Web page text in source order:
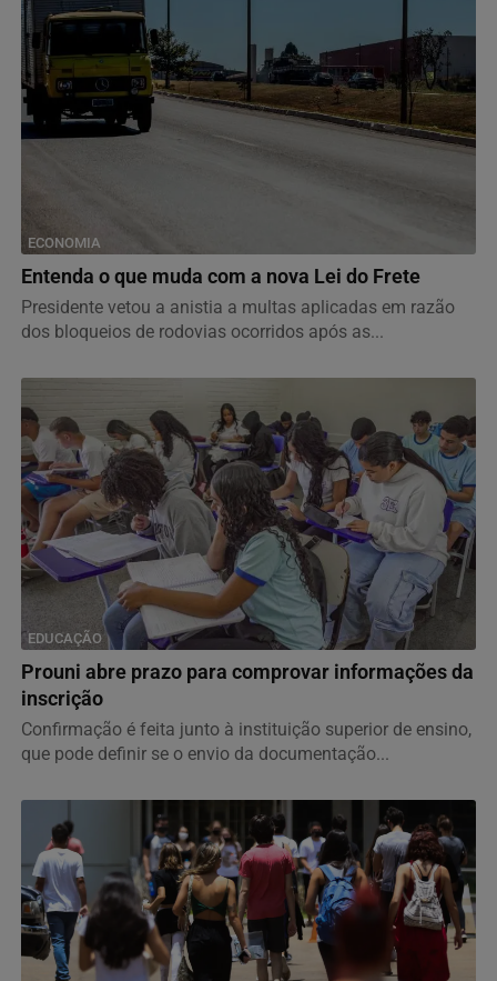
ECONOMIA
Entenda o que muda com a nova Lei do Frete
Presidente vetou a anistia a multas aplicadas em razão
dos bloqueios de rodovias ocorridos após as...
EDUCAÇÃO
Prouni abre prazo para comprovar informações da
inscrição
Confirmação é feita junto à instituição superior de ensino,
que pode definir se o envio da documentação...